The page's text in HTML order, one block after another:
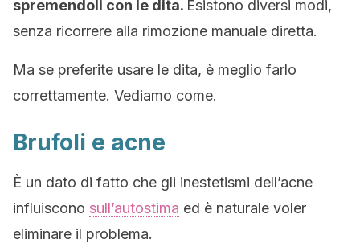
spremendoli con le dita. Esistono diversi modi,
senza ricorrere alla rimozione manuale diretta.
Ma se preferite usare le dita, è meglio farlo
correttamente. Vediamo come.
Brufoli e acne
È un dato di fatto che gli inestetismi dell’acne
influiscono sull’autostima ed è naturale voler
eliminare il problema.